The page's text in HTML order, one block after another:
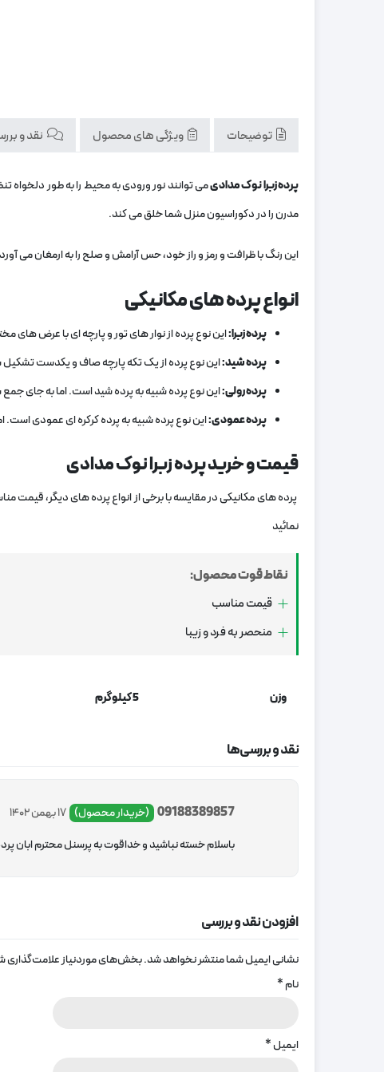
توضیحات ویژگی های محصول نقد و
پرده زبرا نوک مدادیمی‌ توانند نور ورودی به محیط را به طور
مدرن را در دکوراسیون منزل شما خلق می‌ کند.
این رنگ با ظرافت و رمز و راز خود، حس آرامش و صلح را به ارمغان می‌
انواع پرده‌ های مکانیکی
پرده زبرا:این نوع پرده از نوار های تور و پارچه‌ ای با عرض‌ های
پرده شید:این نوع پرده از یک تکه پارچه صاف و یکدست
پرده رولی:این نوع پرده شبیه به پرده شید است. اما به جای
پرده عمودی:این نوع پرده شبیه به پرده کرکره ای عمودی
قیمت و خریدپرده زبرا نوک مدادی
پرده‌ های مکانیکی در مقایسه با برخی از انواع پرده‌ های دیگر، قیمت
نمائید
نقاط قوت محصول:
قیمت مناسب
منحصر به فرد و زیبا
وزن 5 کیلوگرم
نقد و بررسی‌ها
09188389857 (خریدار محصول) 17 بهمن 1402
باسلام خسته نباشید و خداقوت به پرسنل محترم ابان پرده…همه چی عالی و مناسب بسته بندی و
افزودن نقد و بررسی
نشانی ایمیل شما منتشر نخواهد شد.بخش‌های موردنیاز علامت‌گذاری
نام*
ایمیل*